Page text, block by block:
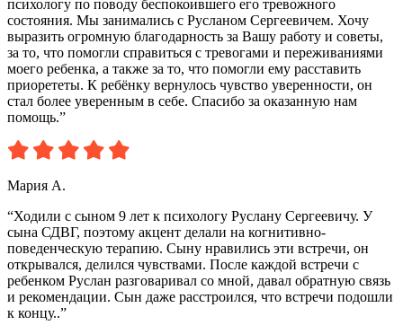
психологу по поводу беспокоившего его тревожного
состояния. Мы занимались с Русланом Сергеевичем. Хочу
выразить огромную благодарность за Вашу работу и советы,
за то, что помогли справиться с тревогами и переживаниями
моего ребенка, а также за то, что помогли ему расставить
приорететы. К ребёнку вернулось чувство уверенности, он
стал более уверенным в себе. Спасибо за оказанную нам
помощь.”
Мария А.
“Ходили с сыном 9 лет к психологу Руслану Сергеевичу. У
сына СДВГ, поэтому акцент делали на когнитивно-
поведенческую терапию. Сыну нравились эти встречи, он
открывался, делился чувствами. После каждой встречи с
ребенком Руслан разговаривал со мной, давал обратную связь
и рекомендации. Сын даже расстроился, что встречи подошли
к концу..”